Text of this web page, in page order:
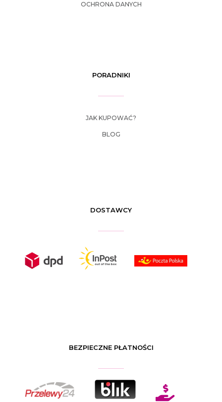
OCHRONA DANYCH
PORADNIKI
JAK KUPOWAĆ?
BLOG
DOSTAWCY
BEZPIECZNE PŁATNOŚCI
